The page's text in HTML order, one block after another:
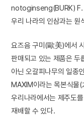
notoginseng(BURK) F.
우리 나라의 인삼과는 원
요즈음 구미(歐美)에서
판매되고 있는 제품은 두
아닌 오갈피나무의 일
MAXIM이라는 목본식
우리나라에서는 제주도
재배할 수 있다.